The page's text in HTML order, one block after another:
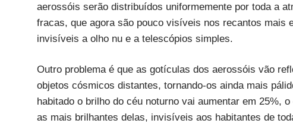
aerossóis serão distribuídos uniformemente por toda a
fracas, que agora são pouco visíveis nos recantos mais
invisíveis a olho nu e a telescópios simples.
Outro problema é que as gotículas dos aerossóis vão
objetos cósmicos distantes, tornando-os ainda mais
habitado o brilho do céu noturno vai aumentar em 25%,
as mais brilhantes delas, invisíveis aos habitantes de